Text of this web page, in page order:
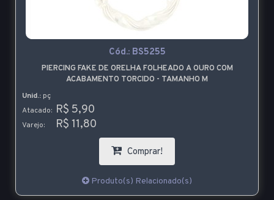
Cód.: BS5255
PIERCING FAKE DE ORELHA FOLHEADO A OURO COM
ACABAMENTO TORCIDO - TAMANHO M
Unid.: pç
Atacado: R$ 5,90
Varejo: R$ 11,80
Comprar!
Produto(s) Relacionado(s)